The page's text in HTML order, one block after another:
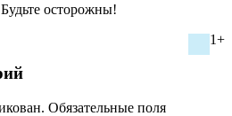
осторожны!
1+
Обязательные поля